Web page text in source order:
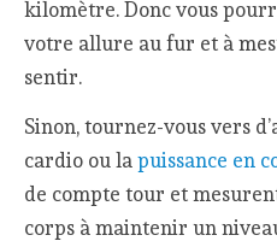
kilomètre. Donc vous
votre allure au fur et à
sentir.
Sinon, tournez-vous vers
cardio ou lapuissance en
de compte tour et
corps à maintenir un